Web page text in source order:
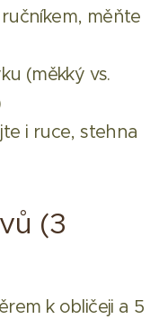
měňte
(měkký vs.
i ruce, stehna
(3
k obličeji a 5